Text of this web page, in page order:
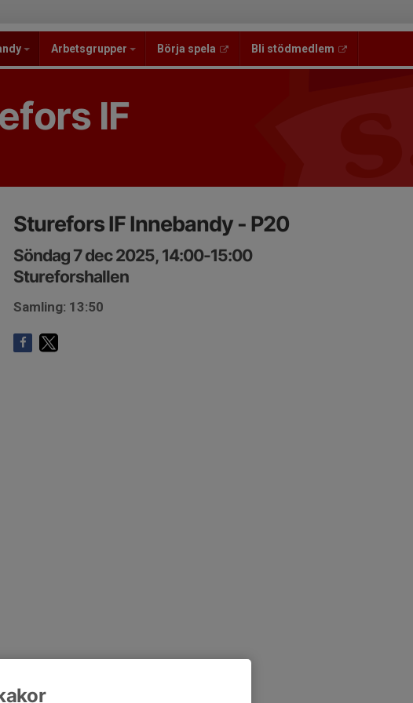
Arbetsgrupper Börja spela Bli stödmedlem
IF
Sturefors IF Innebandy - P20
Söndag 7 dec 2025, 14:00-15:00
Stureforshallen
Samling: 13:50